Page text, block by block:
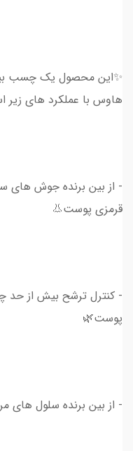
✨این محصول یک چسب
هاوس با عملکرد های زیر
- از بین برنده جوش های
قرمزی پوست👃
- کنترل ترشح بیش از حد
پوست🌿
- از بین برنده سلول های